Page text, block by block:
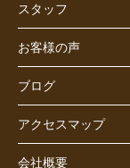
スタッフ
お客様の声
ブログ
アクセスマップ
会社概要